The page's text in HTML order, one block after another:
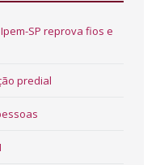
SP reprova fios e
predial